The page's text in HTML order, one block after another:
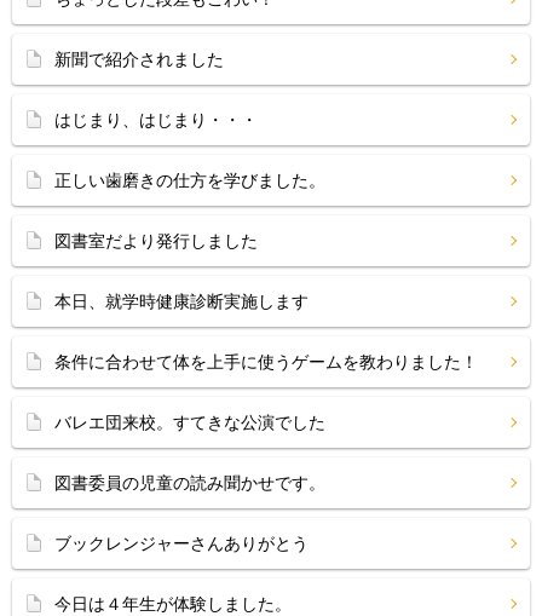
新聞で紹介されました
はじまり、はじまり・・・
正しい歯磨きの仕方を学びました。
図書室だより発行しました
本日、就学時健康診断実施します
条件に合わせて体を上手に使うゲームを教わりました！
バレエ団来校。すてきな公演でした
図書委員の児童の読み聞かせです。
ブックレンジャーさんありがとう
今日は４年生が体験しました。